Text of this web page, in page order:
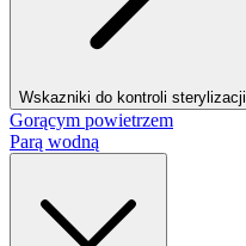
Wskazniki do kontroli sterylizacji
Gorącym powietrzem
Parą wodną